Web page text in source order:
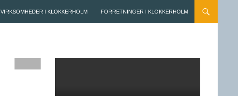
VIRKSOMHEDER I KLOKKERHOLM FORRETNINGER I KLOKKERHOLM